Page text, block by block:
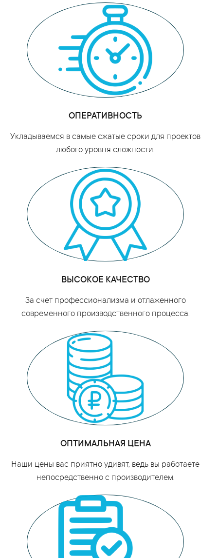
ОПЕРАТИВНОСТЬ
Укладываемся в самые сжатые сроки для проектов
любого уровня сложности.
ВЫСОКОЕ КАЧЕСТВО
За счет профессионализма и отлаженного
современного производственного процесса.
ОПТИМАЛЬНАЯ ЦЕНА
Наши цены вас приятно удивят, ведь вы работаете
непосредственно с производителем.